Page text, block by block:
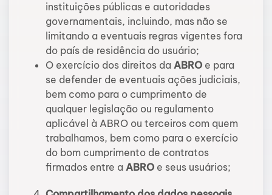
instituições públicas e autoridades
governamentais, incluindo, mas não se
limitando a eventuais regras vigentes fora
do país de residência do usuário;
O exercício dos direitos da ABRO e para
se defender de eventuais ações judiciais,
bem como para o cumprimento de
qualquer legislação ou regulamento
aplicável à ABRO ou terceiros com quem
trabalhamos, bem como para o exercício
do bom cumprimento de contratos
firmados entre a ABRO e seus usuários;